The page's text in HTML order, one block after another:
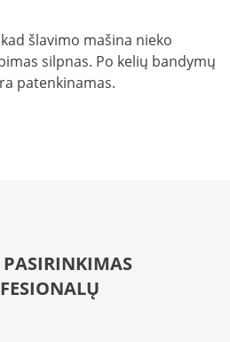
šlavimo mašina nieko
silpnas. Po kelių bandymų
patenkinamas.